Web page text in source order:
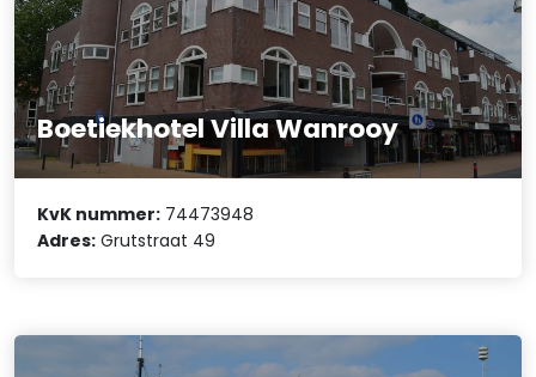
Boetiekhotel Villa Wanrooy
KvK nummer: 74473948
Adres: Grutstraat 49